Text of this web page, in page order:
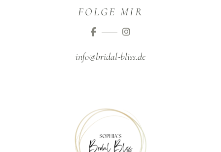
FOLGE MIR
info@bridal-bliss.de